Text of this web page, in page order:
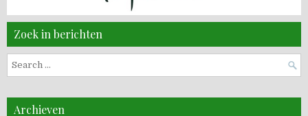
Zoek in berichten
Search
for:
Archieven